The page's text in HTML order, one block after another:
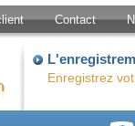
Contact
Enregistrez